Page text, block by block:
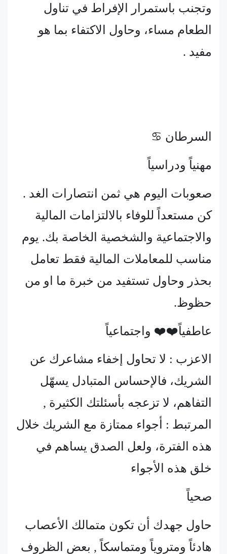
وتجنب باستمرار الإفراط في تناول
الطعام مساء، وحاول الاكتفاء بما هو
مفيد .
السرطان ♋
مهنياً ودراسياً
صعوبات اليوم هي ثمن انتصارات الغد .
كن مستعداً للوفاء بالالتزامات المالية
والاجتماعية والشخصية الخاصة بك. يوم
مناسب للمعاملات المالية فقط تعامل
بحذر وحاول تستفيد من خبرة ما او من
حظوظ.
عاطفياً❤️❤️ واجتماعياً
الاعزب : لا تحاول إخفاء مشاعرك عن
الشريك، فالإحساس المتبادل يسهّل
التفاهم، لا تزعجه بأسئلتك الكثيرة ,
المرتبط : أجواء ممتازة مع الشريك خلال
هذه الفترة، ولعل الصدق يساهم في
خلق هذه الأجواء
صحياً
حاول جهدك أن تكون متمالك الأعصاب
هادئاً ومتروياً ومتماسكاً , بعض الظروف